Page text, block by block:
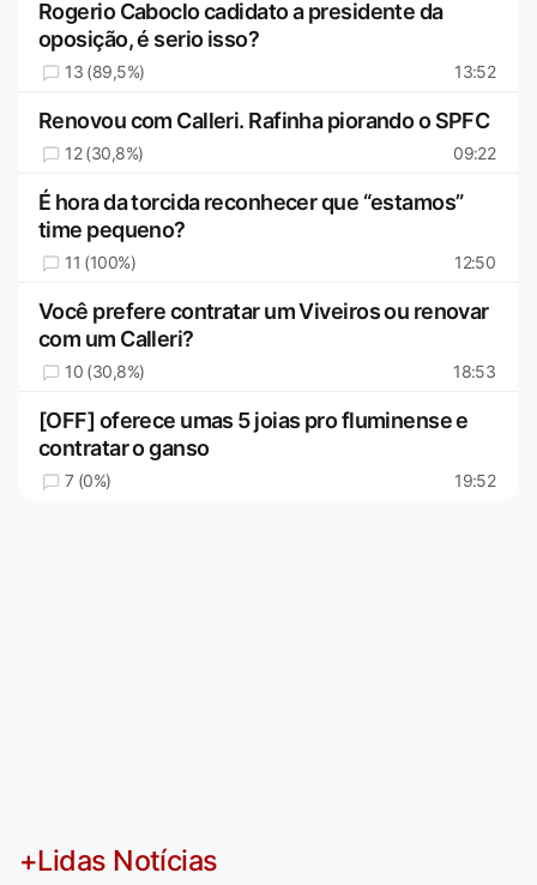
Rogerio Caboclo cadidato a presidente da
oposição, é serio isso?
13 (89,5%) 13:52
Renovou com Calleri. Rafinha piorando o SPFC
12 (30,8%) 09:22
É hora da torcida reconhecer que “estamos”
time pequeno?
11 (100%) 12:50
Você prefere contratar um Viveiros ou renovar
com um Calleri?
10 (30,8%) 18:53
[OFF] oferece umas 5 joias pro fluminense e
contratar o ganso
7 (0%) 19:52
+Lidas Notícias